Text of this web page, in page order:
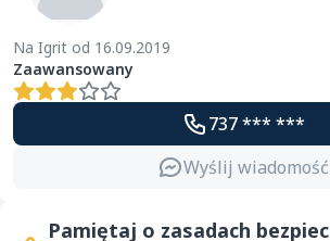
Na Igrit od 16.09.2019
Zaawansowany
737 *** ***
Wyślij wiadomość
Pamiętaj o zasadach